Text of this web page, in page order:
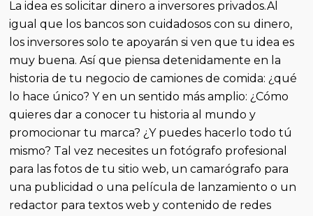
La idea es solicitar dinero a inversores privados.Al
igual que los bancos son cuidadosos con su dinero,
los inversores solo te apoyarán si ven que tu idea es
muy buena. Así que piensa detenidamente en la
historia de tu negocio de camiones de comida: ¿qué
lo hace único? Y en un sentido más amplio: ¿Cómo
quieres dar a conocer tu historia al mundo y
promocionar tu marca? ¿Y puedes hacerlo todo tú
mismo? Tal vez necesites un fotógrafo profesional
para las fotos de tu sitio web, un camarógrafo para
una publicidad o una película de lanzamiento o un
redactor para textos web y contenido de redes